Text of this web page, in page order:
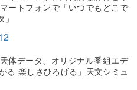
ートフォンで「いつでもどこで
体データ、オリジナル番組エデ
る 楽しさひろげる」天文シミュ